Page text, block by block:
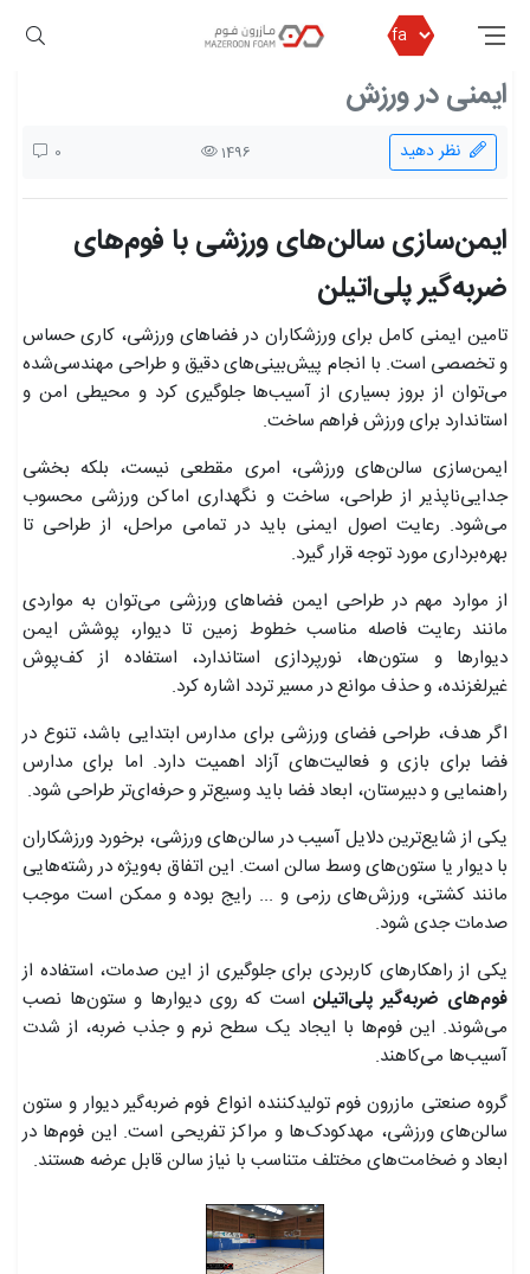
مازرون فوم بلاگ مازرون فوم ایمنی در ورزش
ایمنی در ورزش
0 1496 نظر دهید
ایمن‌سازی سالن‌های ورزشی با فوم‌های
ضربه‌گیر پلی‌اتیلن
تامین ایمنی کامل برای ورزشکاران در فضاهای ورزشی، کاری حساس
و تخصصی است. با انجام پیش‌بینی‌های دقیق و طراحی مهندسی‌شده
می‌توان از بروز بسیاری از آسیب‌ها جلوگیری کرد و محیطی امن و
استاندارد برای ورزش فراهم ساخت.
ایمن‌سازی سالن‌های ورزشی، امری مقطعی نیست، بلکه بخشی
جدایی‌ناپذیر از طراحی، ساخت و نگهداری اماکن ورزشی محسوب
می‌شود. رعایت اصول ایمنی باید در تمامی مراحل، از طراحی تا
بهره‌برداری مورد توجه قرار گیرد.
از موارد مهم در طراحی ایمن فضاهای ورزشی می‌توان به مواردی
مانند رعایت فاصله مناسب خطوط زمین تا دیوار، پوشش ایمن
دیوارها و ستون‌ها، نورپردازی استاندارد، استفاده از کف‌پوش
غیرلغزنده، و حذف موانع در مسیر تردد اشاره کرد.
اگر هدف، طراحی فضای ورزشی برای مدارس ابتدایی باشد، تنوع در
فضا برای بازی و فعالیت‌های آزاد اهمیت دارد. اما برای مدارس
راهنمایی و دبیرستان، ابعاد فضا باید وسیع‌تر و حرفه‌ای‌تر طراحی شود.
یکی از شایع‌ترین دلایل آسیب در سالن‌های ورزشی، برخورد ورزشکاران
با دیوار یا ستون‌های وسط سالن است. این اتفاق به‌ویژه در رشته‌هایی
مانند کشتی، ورزش‌های رزمی و ... رایج بوده و ممکن است موجب
صدمات جدی شود.
یکی از راهکارهای کاربردی برای جلوگیری از این صدمات، استفاده از
فوم‌های ضربه‌گیر پلی‌اتیلن است که روی دیوارها و ستون‌ها نصب
می‌شوند. این فوم‌ها با ایجاد یک سطح نرم و جذب ضربه، از شدت
آسیب‌ها می‌کاهند.
گروه صنعتی مازرون فوم تولیدکننده انواع فوم ضربه‌گیر دیوار و ستون
سالن‌های ورزشی، مهدکودک‌ها و مراکز تفریحی است. این فوم‌ها در
ابعاد و ضخامت‌های مختلف متناسب با نیاز سالن قابل عرضه هستند.